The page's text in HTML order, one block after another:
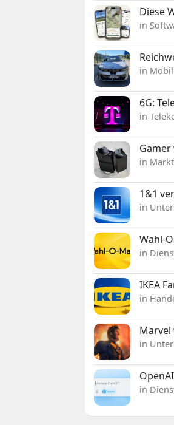
Diese
in
in
6G:
in
in
1&1
in
Wahl-
in
IKEA
in
Marvel
in
in